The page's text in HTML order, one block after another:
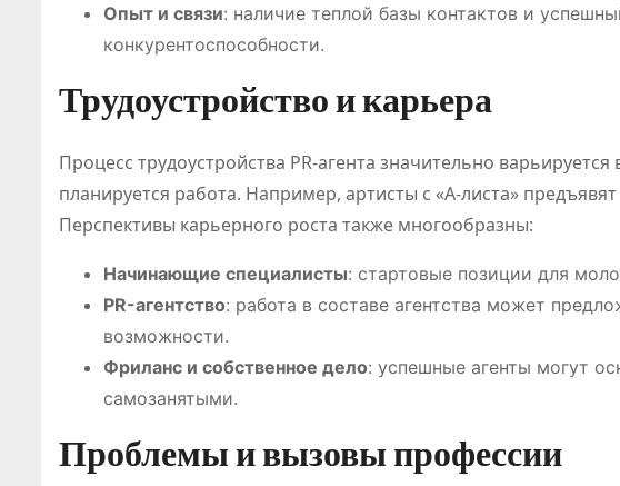
Опыт и связи: наличие теплой базы контактов и
конкурентоспособности.
Трудоустройство и карьера
Процесс трудоустройства PR-агента значительно
планируется работа. Например, артисты с «А-листа»
Перспективы карьерного роста также многообразны:
Начинающие специалисты: стартовые позиции для
PR-агентство: работа в составе агентства может
возможности.
Фриланс и собственное дело: успешные агенты могут
самозанятыми.
Проблемы и вызовы профессии